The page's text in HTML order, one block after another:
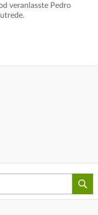
veranlasste Pedro